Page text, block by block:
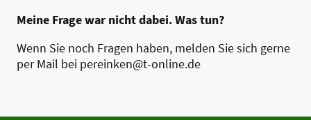
Meine Frage war nicht dabei. Was tun?
Wenn Sie noch Fragen haben, melden Sie sich gerne
per Mail bei pereinken@t-online.de